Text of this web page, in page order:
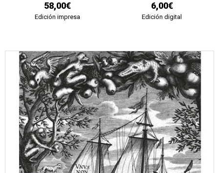
58,00€
Edición impresa
6,00€
Edición digital